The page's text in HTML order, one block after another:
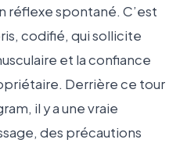
réflexe spontané. C’est
codifié, qui sollicite
et la confiance
Derrière ce tour
il y a une vraie
des précautions